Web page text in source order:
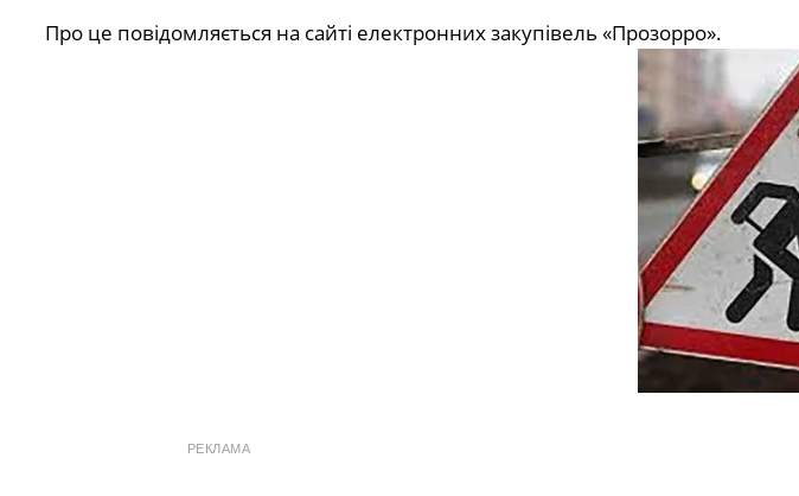
Про це повідомляється на сайті електронних закупівель «Прозорро».
РЕКЛАМА